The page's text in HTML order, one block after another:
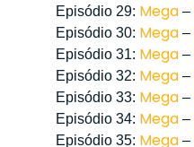
Episódio 29: Mega–
Episódio 30: Mega–
Episódio 31: Mega–
Episódio 32: Mega–
Episódio 33: Mega–
Episódio 34: Mega–
Episódio 35: Mega–